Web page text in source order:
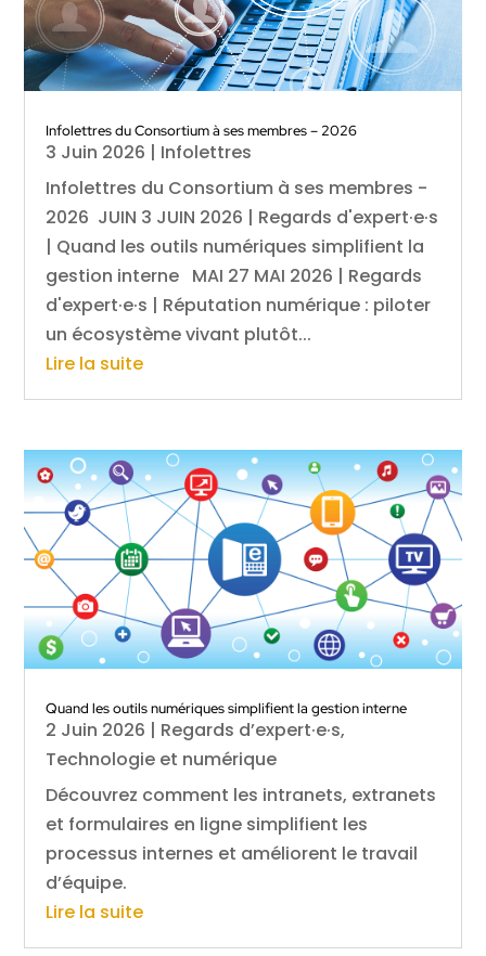
Infolettres du Consortium à ses membres – 2026
3 Juin 2026 | Infolettres
Infolettres du Consortium à ses membres -
2026 JUIN 3 JUIN 2026 | Regards d'expert·e·s
| Quand les outils numériques simplifient la
gestion interne MAI 27 MAI 2026 | Regards
d'expert·e·s | Réputation numérique : piloter
un écosystème vivant plutôt...
Lire la suite
Quand les outils numériques simplifient la gestion interne
2 Juin 2026 | Regards d’expert·e·s,
Technologie et numérique
Découvrez comment les intranets, extranets
et formulaires en ligne simplifient les
processus internes et améliorent le travail
d’équipe.
Lire la suite